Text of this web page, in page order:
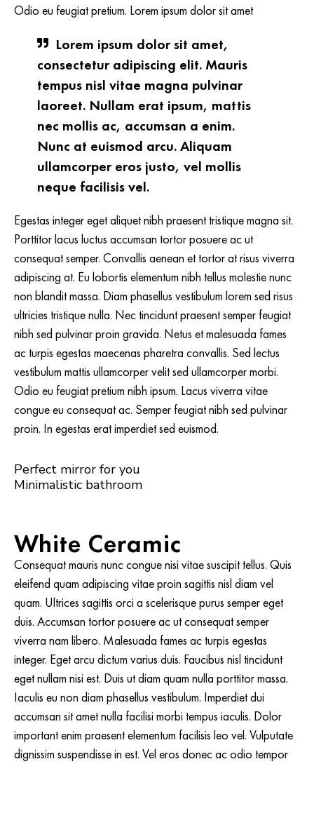
Odio eu feugiat pretium. Lorem ipsum dolor sit amet
Lorem ipsum dolor sit amet,
consectetur adipiscing elit. Mauris
tempus nisl vitae magna pulvinar
laoreet. Nullam erat ipsum, mattis
nec mollis ac, accumsan a enim.
Nunc at euismod arcu. Aliquam
ullamcorper eros justo, vel mollis
neque facilisis vel.
Egestas integer eget aliquet nibh praesent tristique magna sit.
Porttitor lacus luctus accumsan tortor posuere ac ut
consequat semper. Convallis aenean et tortor at risus viverra
adipiscing at. Eu lobortis elementum nibh tellus molestie nunc
non blandit massa. Diam phasellus vestibulum lorem sed risus
ultricies tristique nulla. Nec tincidunt praesent semper feugiat
nibh sed pulvinar proin gravida. Netus et malesuada fames
ac turpis egestas maecenas pharetra convallis. Sed lectus
vestibulum mattis ullamcorper velit sed ullamcorper morbi.
Odio eu feugiat pretium nibh ipsum. Lacus viverra vitae
congue eu consequat ac. Semper feugiat nibh sed pulvinar
proin. In egestas erat imperdiet sed euismod.
Perfect mirror for you
Minimalistic bathroom
White Ceramic
Consequat mauris nunc congue nisi vitae suscipit tellus. Quis
eleifend quam adipiscing vitae proin sagittis nisl diam vel
quam. Ultrices sagittis orci a scelerisque purus semper eget
duis. Accumsan tortor posuere ac ut consequat semper
viverra nam libero. Malesuada fames ac turpis egestas
integer. Eget arcu dictum varius duis. Faucibus nisl tincidunt
eget nullam nisi est. Duis ut diam quam nulla porttitor massa.
Iaculis eu non diam phasellus vestibulum. Imperdiet dui
accumsan sit amet nulla facilisi morbi tempus iaculis. Dolor
important enim praesent elementum facilisis leo vel. Vulputate
dignissim suspendisse in est. Vel eros donec ac odio tempor